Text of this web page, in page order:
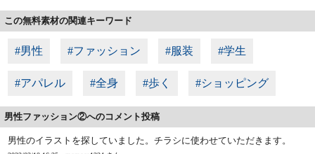
この無料素材の関連キーワード
#男性 #ファッション #服装 #学生
#アパレル #全身 #歩く #ショッピング
男性ファッション②へのコメント投稿
男性のイラストを探していました。チラシに使わせていただきます。